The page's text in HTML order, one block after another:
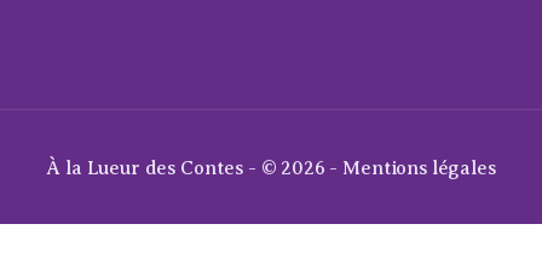
À la Lueur des Contes - © 2026 - Mentions légales